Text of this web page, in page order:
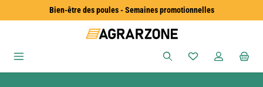
Passer au contenu principalBien-être des poules - Semaines promotionnelles
Vous avez 0